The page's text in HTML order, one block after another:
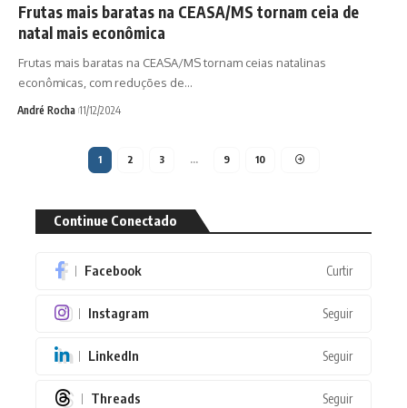
Frutas mais baratas na CEASA/MS tornam ceia de
natal mais econômica
Frutas mais baratas na CEASA/MS tornam ceias natalinas
econômicas, com reduções de…
André Rocha 11/12/2024
1 2 3 … 9 10
Continue Conectado
Facebook Curtir
Instagram Seguir
LinkedIn Seguir
Threads Seguir